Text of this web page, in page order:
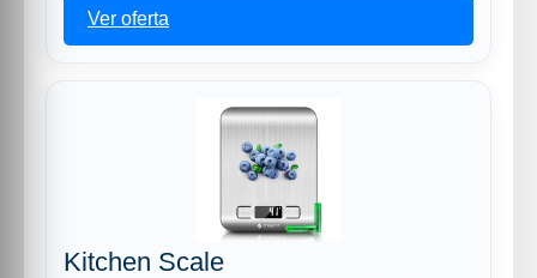
Ver oferta
Kitchen Scale